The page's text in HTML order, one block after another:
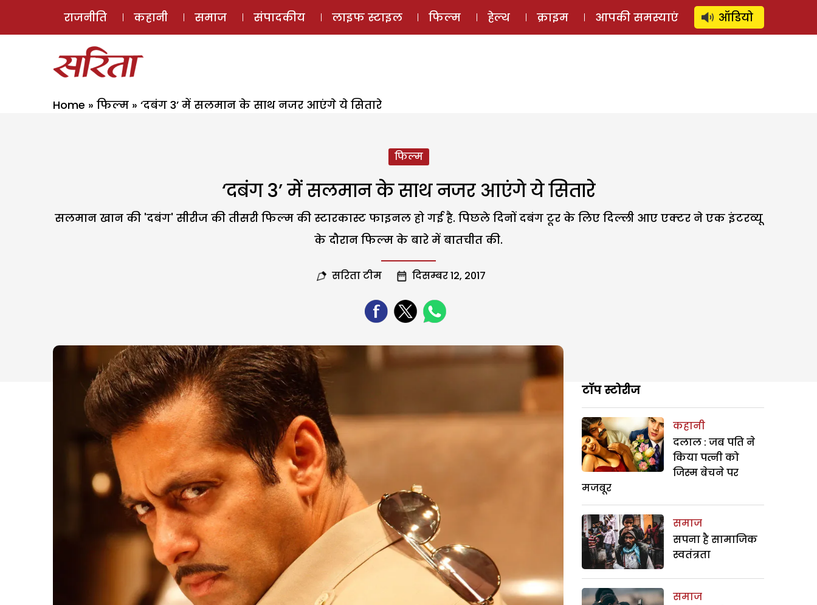
ई-मैगज़ीन ऑडियो स्टोरी लॉग इन ⚲ SUBSCRIBE
राजनीति कहानी समाज संपादकीय लाइफ स्टाइल फिल्म हेल्थ क्राइम आपकी समस्याएं ऑडियो
Home » फिल्म » ‘दबंग 3’ में सलमान के साथ नजर आएंगे ये सितारे
फिल्म
‘दबंग 3’ में सलमान के साथ नजर आएंगे ये सितारे
सलमान खान की 'दबंग' सीरीज की तीसरी फिल्म की स्टारकास्ट फाइनल हो गई है. पिछले दिनों दबंग टूर के लिए दिल्ली आए एक्टर ने एक इंटरव्यू
के दौरान फिल्म के बारे में बातचीत की.
सरिता टीम दिसम्बर 12, 2017
टॉप स्टोरीज
कहानी
दलाल : जब पति ने
किया पत्नी को
जिस्म बेचने पर
मजबूर
समाज
सपना है सामाजिक
स्वतंत्रता
समाज